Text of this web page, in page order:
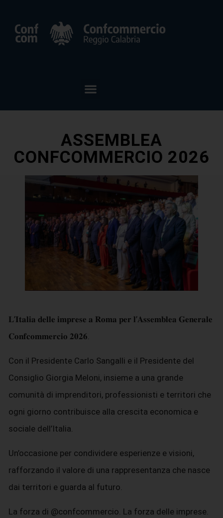
ASSEMBLEA
CONFCOMMERCIO 2026
𝐋’𝐈𝐭𝐚𝐥𝐢𝐚 𝐝𝐞𝐥𝐥𝐞 𝐢𝐦𝐩𝐫𝐞𝐬𝐞 𝐚 𝐑𝐨𝐦𝐚 𝐩𝐞𝐫 𝐥’𝐀𝐬𝐬𝐞𝐦𝐛𝐥𝐞𝐚 𝐆𝐞𝐧𝐞𝐫𝐚𝐥𝐞
𝐂𝐨𝐧𝐟𝐜𝐨𝐦𝐦𝐞𝐫𝐜𝐢𝐨 𝟐𝟎𝟐𝟔.
Con il Presidente Carlo Sangalli e il Presidente del
Consiglio Giorgia Meloni, insieme a una grande
comunità di imprenditori, professionisti e territori che
ogni giorno contribuisce alla crescita economica e
sociale dell’Italia.
Un’occasione per condividere esperienze e visioni,
rafforzando il valore di una rappresentanza che nasce
dai territori e guarda al futuro.
La forza di @confcommercio. La forza delle imprese.